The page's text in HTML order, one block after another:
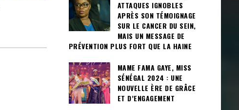
ATTAQUES IGNOBLES
APRÈS SON TÉMOIGNAGE
SUR LE CANCER DU SEIN,
MAIS UN MESSAGE DE
PRÉVENTION PLUS FORT QUE LA HAINE
MAME FAMA GAYE, MISS
SÉNÉGAL 2024 : UNE
NOUVELLE ÈRE DE GRÂCE
ET D’ENGAGEMENT